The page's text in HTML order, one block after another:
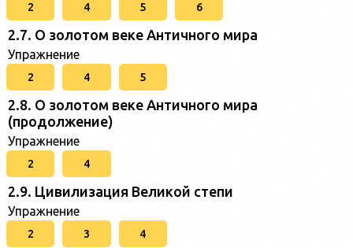
2 4 5 6
2.7. О золотом веке Античного мира
Упражнение
2 4 5
2.8. О золотом веке Античного мира
(продолжение)
Упражнение
2 4
2.9. Цивилизация Великой степи
Упражнение
2 3 4